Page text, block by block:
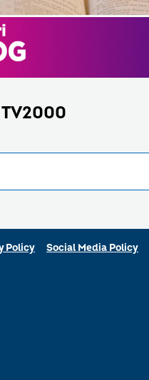
Policy Social Media Policy